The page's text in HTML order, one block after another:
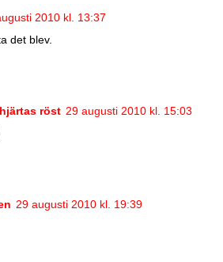
2010 kl. 13:37
det blev.
röst 29 augusti 2010 kl. 15:03
29 augusti 2010 kl. 19:39